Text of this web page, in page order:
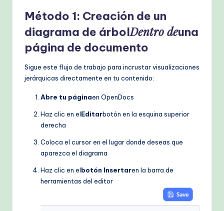
Método 1: Creación de un
diagrama de árbolDentro deuna
página de documento
Sigue este flujo de trabajo para incrustar visualizaciones
jerárquicas directamente en tu contenido:
Abre tu páginaen OpenDocs
Haz clic en elEditarbotón en la esquina superior
derecha
Coloca el cursor en el lugar donde deseas que
aparezca el diagrama
Haz clic en elbotón Insertaren la barra de
herramientas del editor